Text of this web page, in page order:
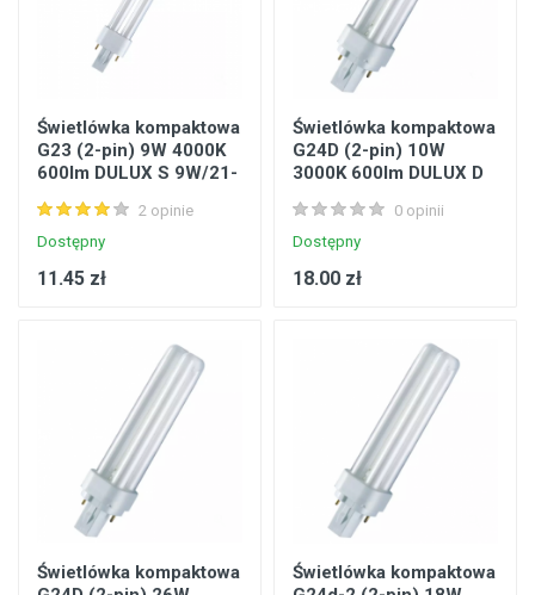
Świetlówka kompaktowa
G23 (2-pin) 9W 4000K
600lm DULUX S 9W/21-
4050300010588
2 opinie
Dostępny
11.45 zł
Świetlówka kompaktowa
G24D (2-pin) 10W
3000K 600lm DULUX D
4050300025681
0 opinii
Dostępny
18.00 zł
Świetlówka kompaktowa
Świetlówka kompaktowa